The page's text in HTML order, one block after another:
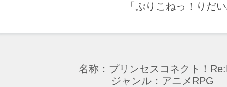
「ぷりこねっ！りだ
名称：プリンセスコネクト！
ジャンル：アニメRPG